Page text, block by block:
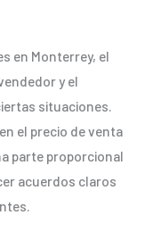
en Monterrey, el
y el
situaciones.
el precio de venta
parte proporcional
acuerdos claros